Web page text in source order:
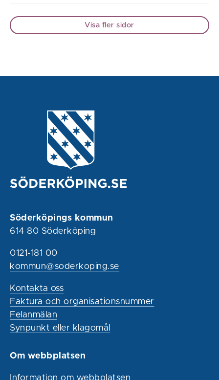
Visa fler sidor
Söderköpings kommun
614 80 Söderköping
0121-181 00
kommun@soderkoping.se
Kontakta oss
Faktura och organisationsnummer
Felanmälan
Synpunkt eller klagomål
Om webbplatsen